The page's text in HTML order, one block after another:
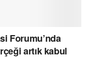
Forumu’nda
artık kabul